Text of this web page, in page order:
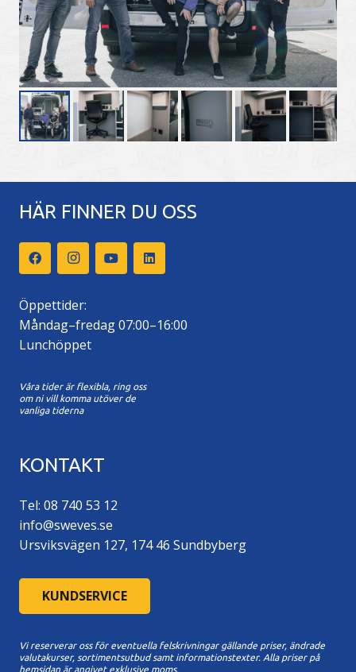
HÄR FINNER DU OSS
Öppettider:
Måndag–fredag 07:00–16:00
Lunchöppet
Våra tider är flexibla, ring oss
om ni vill komma utöver de
vanliga tiderna
KONTAKT
Tel: 08 740 53 12
info@sweves.se
Ursviksvägen 127, 174 46 Sundbyberg
KUNDSERVICE
Vi reserverar oss för eventuella felskrivningar gällande priser, ändrade
valutakurser, sortimentsutbud samt informationstexter. Alla priser på
hemsidan är angivet exklusive moms.